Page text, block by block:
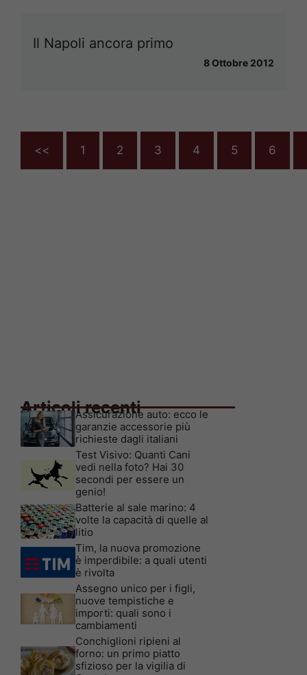
Il Napoli ancora primo
8 Ottobre 2012
<< 1 2 3 4 5 6
Articoli recenti
Assicurazione auto: ecco le
garanzie accessorie più
richieste dagli italiani
Test Visivo: Quanti Cani
vedi nella foto? Hai 30
secondi per essere un
genio!
Batterie al sale marino: 4
volte la capacità di quelle al
litio
Tim, la nuova promozione
è imperdibile: a quali utenti
è rivolta
Assegno unico per i figli,
nuove tempistiche e
importi: quali sono i
cambiamenti
Conchiglioni ripieni al
forno: un primo piatto
sfizioso per la vigilia di